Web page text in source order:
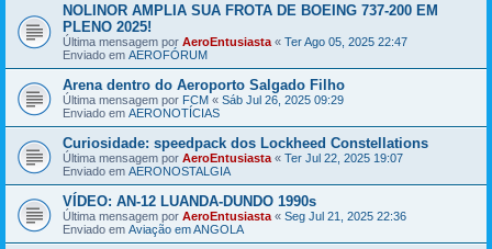
NOLINOR AMPLIA SUA FROTA DE BOEING 737-200 EM
PLENO 2025!
Última mensagem por AeroEntusiasta « Ter Ago 05, 2025 22:47
Enviado em AEROFÓRUM
Arena dentro do Aeroporto Salgado Filho
Última mensagem por FCM « Sáb Jul 26, 2025 09:29
Enviado em AERONOTÍCIAS
Curiosidade: speedpack dos Lockheed Constellations
Última mensagem por AeroEntusiasta « Ter Jul 22, 2025 19:07
Enviado em AERONOSTALGIA
VÍDEO: AN-12 LUANDA-DUNDO 1990s
Última mensagem por AeroEntusiasta « Seg Jul 21, 2025 22:36
Enviado em Aviação em ANGOLA